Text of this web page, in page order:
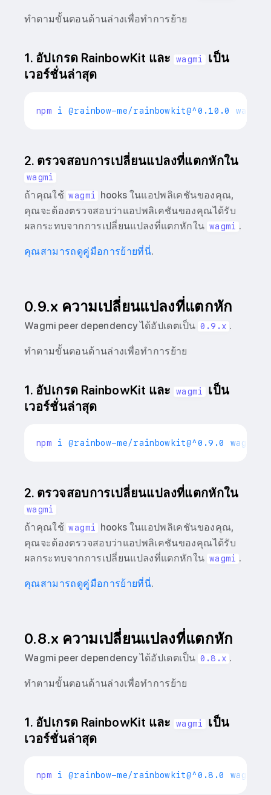
ทำตามขั้นตอนด้านล่างเพื่อทำการย้าย
1. อัปเกรด RainbowKit และ wagmi
เป็น
เวอร์ชั่นล่าสุด
npm
2. ตรวจสอบการเปลี่ยนแปลงที่แตกหักใน
wagmi
ถ้าคุณใช้ wagmi
hooks ในแอปพลิเคชันของคุณ,
คุณจะต้องตรวจสอบว่าแอปพลิเคชันของคุณได้รับ
ผลกระทบจากการเปลี่ยนแปลงที่แตกหักใน wagmi .
คุณสามารถดูคู่มือการย้ายที่นี่.
0.9.x ความเปลี่ยนแปลงที่แตกหัก
Wagmi peer dependency ได้อัปเดตเป็น 0.9.x .
ทำตามขั้นตอนด้านล่างเพื่อทำการย้าย
1. อัปเกรด RainbowKit และ wagmi
เป็น
เวอร์ชั่นล่าสุด
npm
2. ตรวจสอบการเปลี่ยนแปลงที่แตกหักใน
wagmi
ถ้าคุณใช้ wagmi
hooks ในแอปพลิเคชันของคุณ,
คุณจะต้องตรวจสอบว่าแอปพลิเคชันของคุณได้รับ
ผลกระทบจากการเปลี่ยนแปลงที่แตกหักใน wagmi .
คุณสามารถดูคู่มือการย้ายที่นี่.
0.8.x ความเปลี่ยนแปลงที่แตกหัก
Wagmi peer dependency ได้อัปเดตเป็น 0.8.x .
ทำตามขั้นตอนด้านล่างเพื่อทำการย้าย
1. อัปเกรด RainbowKit และ wagmi
เป็น
เวอร์ชั่นล่าสุด
npm